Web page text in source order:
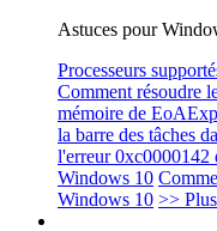
Astuces pour
Processeurs
Comment résoudre
mémoire de
la barre des tâches
l'erreur
Windows 10
Windows 10 >>